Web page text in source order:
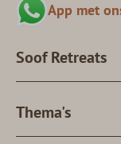
App met
Soof Retreats
Thema's